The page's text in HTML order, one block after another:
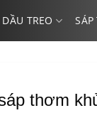
TREO
thơm